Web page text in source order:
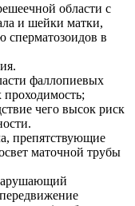
области с
и шейки матки,
сперматозоидов в
фаллопиевых
чего высок риск
препятствующие
маточной трубы